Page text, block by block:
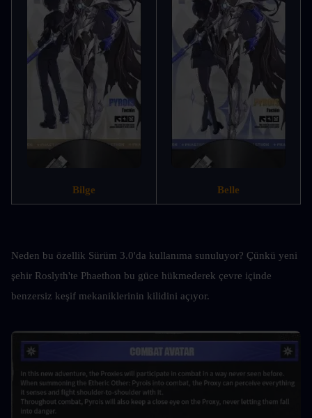
Bilge Belle
Neden bu özellik Sürüm 3.0'da kullanıma sunuluyor? Çünkü yeni
şehir Roslyth'te Phaethon bu güce hükmederek çevre içinde
benzersiz keşif mekaniklerinin kilidini açıyor.